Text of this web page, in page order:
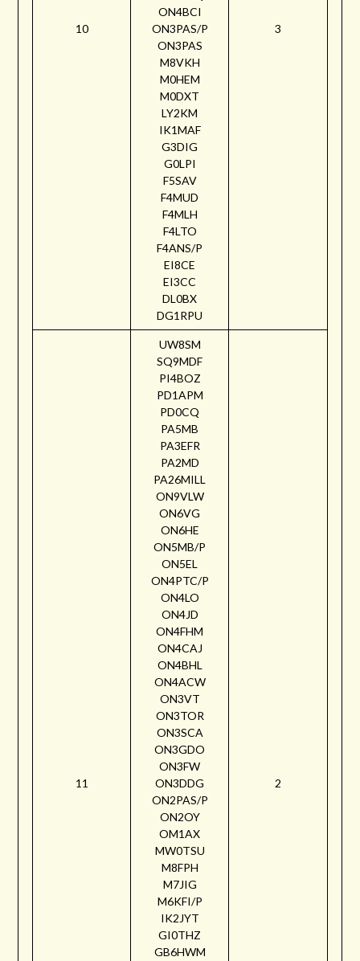
10
ON4BCI
ON3PAS/P
ON3PAS
M8VKH
M0HEM
M0DXT
LY2KM
IK1MAF
G3DIG
G0LPI
F5SAV
F4MUD
F4MLH
F4LTO
F4ANS/P
EI8CE
EI3CC
DL0BX
DG1RPU
3
11
UW8SM
SQ9MDF
PI4BOZ
PD1APM
PD0CQ
PA5MB
PA3EFR
PA2MD
PA26MILL
ON9VLW
ON6VG
ON6HE
ON5MB/P
ON5EL
ON4PTC/P
ON4LO
ON4JD
ON4FHM
ON4CAJ
ON4BHL
ON4ACW
ON3VT
ON3TOR
ON3SCA
ON3GDO
ON3FW
ON3DDG
ON2PAS/P
ON2OY
OM1AX
MW0TSU
M8FPH
M7JIG
M6KFI/P
IK2JYT
GI0THZ
GB6HWM
2